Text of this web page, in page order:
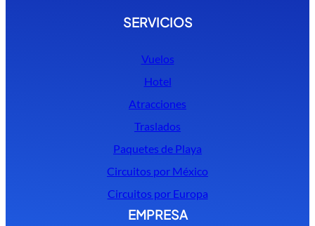
SERVICIOS
Vuelos
Hotel
Atracciones
Traslados
Paquetes de Playa
Circuitos por México
Circuitos por Europa
EMPRESA